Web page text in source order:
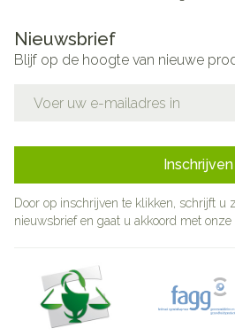
Nieuwsbrief
Blijf op de hoogte van nieuwe
Inschrijven
Door op inschrijven te klikken, schrijft u
nieuwsbrief en gaat u akkoord met onze